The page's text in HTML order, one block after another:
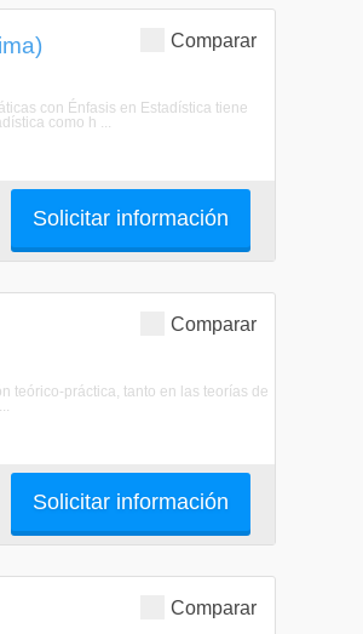
Comparar
con Énfasis en Estadística tiene
como h ...
Solicitar información
Comparar
teórico-práctica, tanto en las teorías de
Solicitar información
Comparar